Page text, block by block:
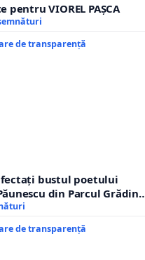
pentru VIOREL PAȘCA
de transparență
bustul poetului
din Parcul Grădina
Stop cenzurii culturale!
de transparență